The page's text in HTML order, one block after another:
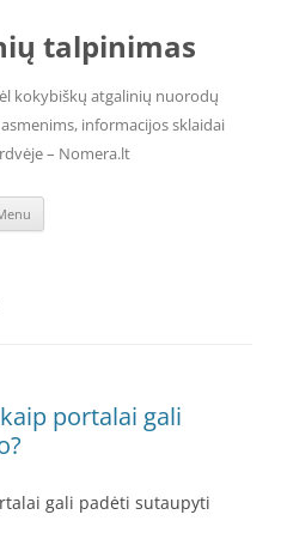
talpinimas
kokybiškų atgalinių nuorodų
informacijos sklaidai
– Nomera.lt
portalai gali
gali padėti sutaupyti